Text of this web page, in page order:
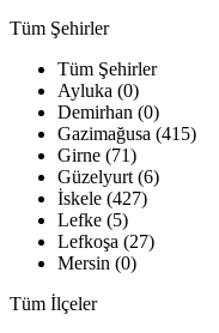
Tüm Şehirler
Tüm Şehirler
Ayluka (0)
Demirhan (0)
Gazimağusa (415)
Girne (71)
Güzelyurt (6)
İskele (427)
Lefke (5)
Lefkoşa (27)
Mersin (0)
Tüm İlçeler